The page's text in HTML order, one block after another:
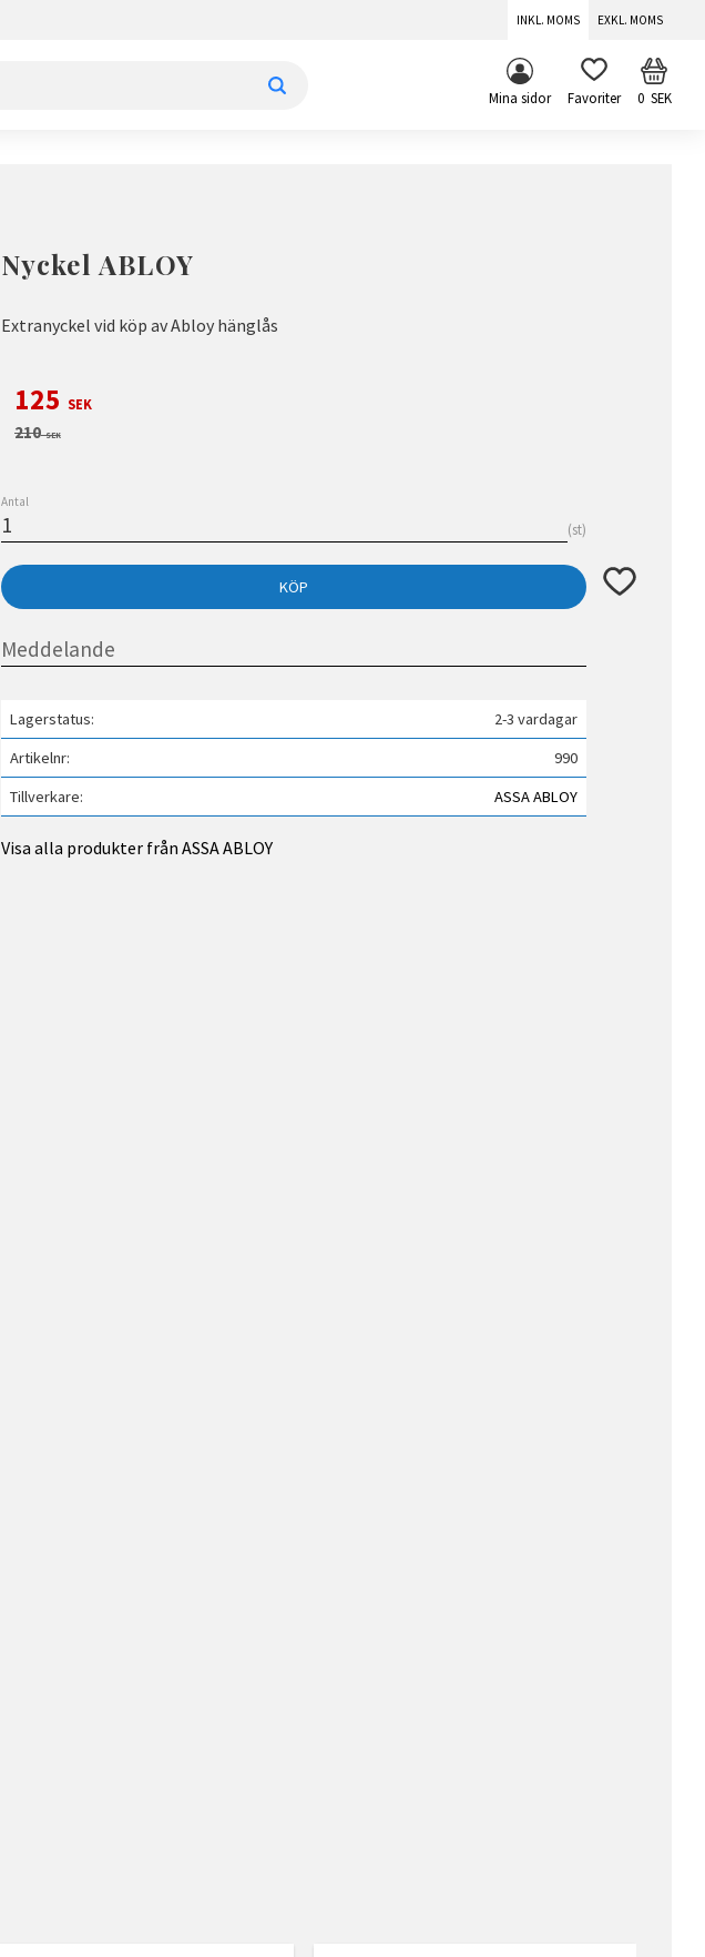
INKL. MOMS EXKL. MOMS
Mina sidor FAVORITER 0SEK
Nyckel ABLOY
Extranyckel vid köp av Abloy hänglås
Nedsatt pris:
125 SEK
Ordinarie pris:
210SEK
Antal
st
KÖP Lägg till i
Lagerstatus
2-3 vardagar
Artikelnr
990
Tillverkare
ASSA ABLOY
Visa alla produkter från ASSA ABLOY